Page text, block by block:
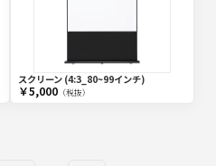
スクリーン (4:3_80~99インチ)
￥5,000（税抜）